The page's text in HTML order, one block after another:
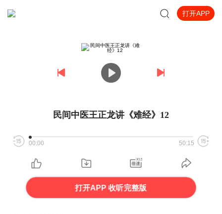
打开APP
民间中医王正龙讲《难经》12
00:00 50:15
打开APP 收听完整版